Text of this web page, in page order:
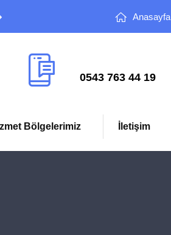
Anasayfa
0543 763 44 19
Bölgelerimiz İletişim